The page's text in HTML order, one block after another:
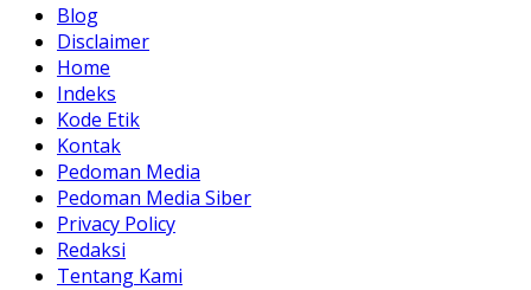
Blog
Disclaimer
Home
Indeks
Kode Etik
Kontak
Pedoman Media
Pedoman Media Siber
Privacy Policy
Redaksi
Tentang Kami